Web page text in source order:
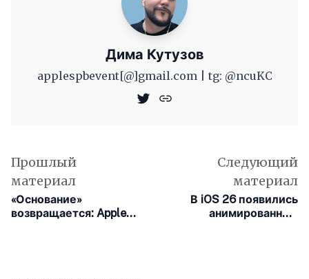
Дима Кутузов
applespbevent[@]gmail.com | tg: @ncuKC
Прошлый
материал
«Основание»
возвращается: Apple
Следующий
материал
В iOS 26 появились
анимированные